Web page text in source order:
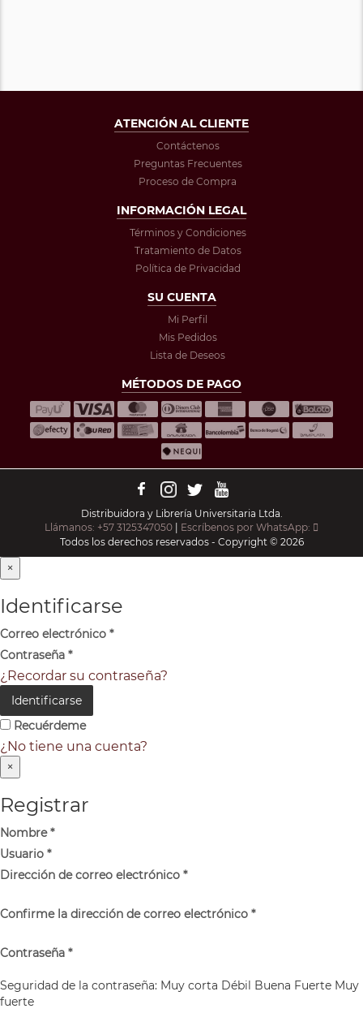
ATENCIÓN AL CLIENTE
Contáctenos
Preguntas Frecuentes
Proceso de Compra
INFORMACIÓN LEGAL
Términos y Condiciones
Tratamiento de Datos
Política de Privacidad
SU CUENTA
Mi Perfil
Mis Pedidos
Lista de Deseos
MÉTODOS DE PAGO
Distribuidora y Librería Universitaria Ltda.
Llámanos: +57 3125347050 | Escríbenos por WhatsApp:
Todos los derechos reservados - Copyright © 2026
×
Identificarse
Correo electrónico *
Contraseña *
¿Recordar su contraseña?
Identificarse
Recuérdeme
¿No tiene una cuenta?
×
Registrar
Nombre*
Usuario *
Dirección de correo electrónico *
Confirme la dirección de correo electrónico *
Contraseña *
Seguridad de la contraseña: Muy corta Débil Buena Fuerte Muy
fuerte